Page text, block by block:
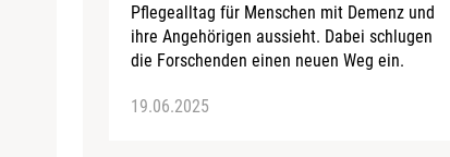
Pflegealltag für Menschen mit Demenz und
ihre Angehörigen aussieht. Dabei schlugen
die Forschenden einen neuen Weg ein.
19.06.2025